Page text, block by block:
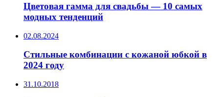
Цветовая гамма для свадьбы — 10 самых
модных тенденций
02.08.2024
Стильные комбинации с кожаной юбкой в
2024 году
31.10.2018